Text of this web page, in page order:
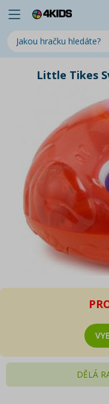
Little Tikes
DĚLÁ